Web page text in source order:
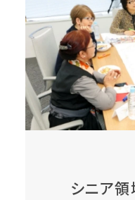
シニア